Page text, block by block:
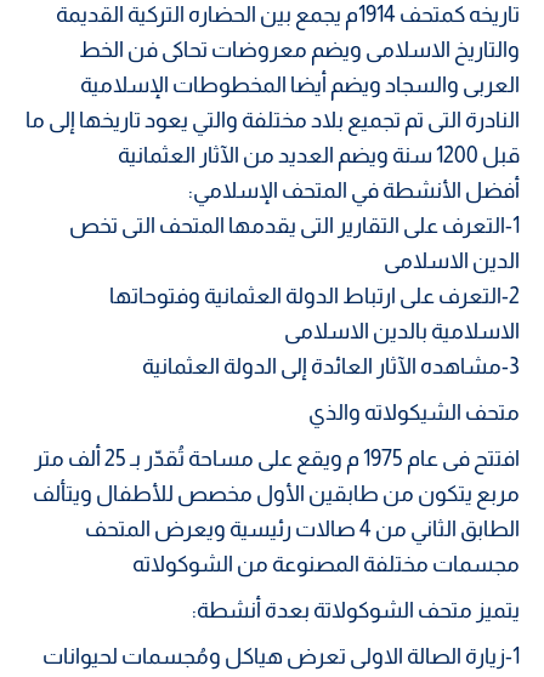
تاريخه كمتحف 1914م يجمع بين الحضاره التركية القديمة
والتاريخ الاسلامى ويضم معروضات تحاكى فن الخط
العربى والسجاد ويضم أيضا المخطوطات الإسلامية
النادرة التى تم تجميع بلاد مختلفة والتي يعود تاريخها إلى ما
قبل 1200 سنة ويضم العديد من الآثار العثمانية
أفضل الأنشطة في المتحف الإسلامي:
1-التعرف على التقارير التى يقدمها المتحف التى تخص
الدين الاسلامى
2-التعرف على ارتباط الدولة العثمانية وفتوحاتها
الاسلامية بالدين الاسلامى
3-مشاهده الآثار العائدة إلى الدولة العثمانية
متحف الشيكولاته والذي
افتتح فى عام 1975 م ويقع على مساحة تُقدّر بـ 25 ألف متر
مربع يتكون من طابقين الأول مخصص للأطفال ويتألف
الطابق الثاني من 4 صالات رئيسية ويعرض المتحف
مجسمات مختلفة المصنوعة من الشوكولاته
يتميز متحف الشوكولاتة بعدة أنشطة:
1-زيارة الصالة الاولى تعرض هياكل ومُجسمات لحيوانات